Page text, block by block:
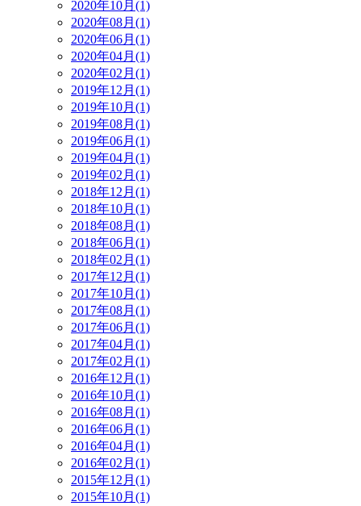
2020年10月(1)
2020年08月(1)
2020年06月(1)
2020年04月(1)
2020年02月(1)
2019年12月(1)
2019年10月(1)
2019年08月(1)
2019年06月(1)
2019年04月(1)
2019年02月(1)
2018年12月(1)
2018年10月(1)
2018年08月(1)
2018年06月(1)
2018年02月(1)
2017年12月(1)
2017年10月(1)
2017年08月(1)
2017年06月(1)
2017年04月(1)
2017年02月(1)
2016年12月(1)
2016年10月(1)
2016年08月(1)
2016年06月(1)
2016年04月(1)
2016年02月(1)
2015年12月(1)
2015年10月(1)